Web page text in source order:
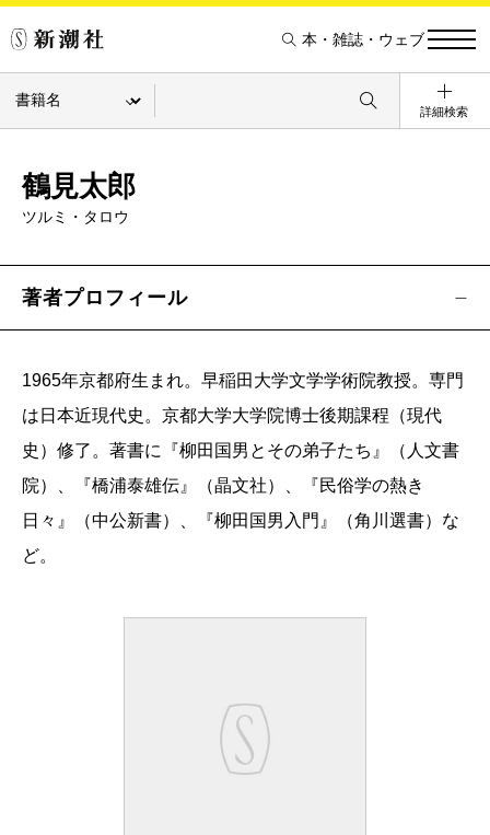
本・雑誌・ウェブ
詳細検索
鶴見太郎
ツルミ・タロウ
著者プロフィール
1965年京都府生まれ。早稲田大学文学学術院教授。専門
は日本近現代史。京都大学大学院博士後期課程（現代
史）修了。著書に『柳田国男とその弟子たち』（人文書
院）、『橋浦泰雄伝』（晶文社）、『民俗学の熱き
日々』（中公新書）、『柳田国男入門』（角川選書）な
ど。